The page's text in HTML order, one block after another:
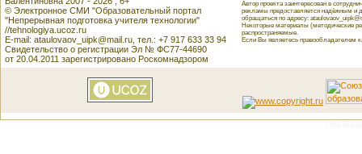
© Электронное СМИ "Образовательный портал
"Непрерывная подготовка учителя технологии"
//tehnologiya.ucoz.ru
E-mail: ataulovaov_uipk@mail.ru, тел.: +7 917 633 33 94
Свидетельство о регистрации Эл № ФС77-44690
от 20.04.2011 зарегистрировано Роскомнадзором
Автор проекта заинтересован в
рекламы предоставляется надёжным и
обращаться по адресу:
Некоторые материалы (методические
распространяемые.
Если Вы являетесь правообладателем